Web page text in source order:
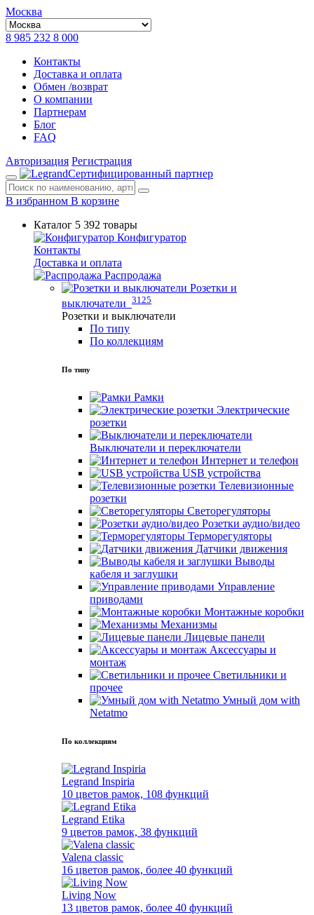
Москва
8 985 232 8 000
Контакты
Доставка и оплата
Обмен /возврат
О компании
Партнерам
Блог
FAQ
Авторизация Регистрация
Сертифицированный партнер
В избранном В корзине
Каталог 5 392 товары
Конфигуратор
Контакты
Доставка и оплата
Распродажа
Розетки и
выключатели 3125
Розетки и выключатели
По типу
По коллекциям
По типу
Рамки
Электрические
розетки
Выключатели и переключатели
Интернет и телефон
USB устройства
Телевизионные
розетки
Светорегуляторы
Розетки аудио/видео
Терморегуляторы
Датчики движения
Выводы
кабеля и заглушки
Управление
приводами
Монтажные коробки
Механизмы
Лицевые панели
Аксессуары и
монтаж
Светильники и
прочее
Умный дом with
Netatmo
По коллекциям
Legrand Inspiria
10 цветов рамок, 108 функций
Legrand Etika
9 цветов рамок, 38 функций
Valena classic
16 цветов рамок, более 40 функций
Living Now
13 цветов рамок, более 40 функций